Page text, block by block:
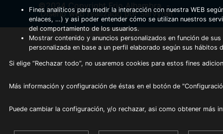
©2024 Copyright Frio Alhambra
Diseño web realizado por Servynet
Fines analíticos para medir la interacción con nuestra WEB
enlaces, …) y asi poder entender cómo se utilizan nuestros
del comportamiento de los usuarios.
Mostrar contenido y anuncios personalizados en función de
personalizada en base a un perfil elaborado según sus hábitos
Si elige “Rechazar todo”, no usaremos cookies para estos fines
Más información y configuración de éstas en el botón de
Puede cambiar la configuración, y/o rechazar, asi como obtener más